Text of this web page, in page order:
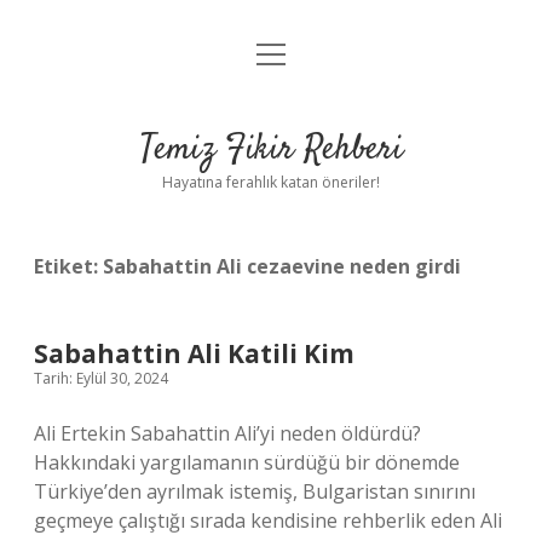
Anasayfa
Yasal Uyarı
menüyü
Temiz Fikir Rehberi
Hayatına ferahlık katan öneriler!
Etiket: Sabahattin Ali cezaevine neden girdi
Sabahattin Ali Katili Kim
Tarih: Eylül 30, 2024
Ali Ertekin Sabahattin Ali’yi neden öldürdü?
Hakkındaki yargılamanın sürdüğü bir dönemde
Türkiye’den ayrılmak istemiş, Bulgaristan sınırını
geçmeye çalıştığı sırada kendisine rehberlik eden Ali